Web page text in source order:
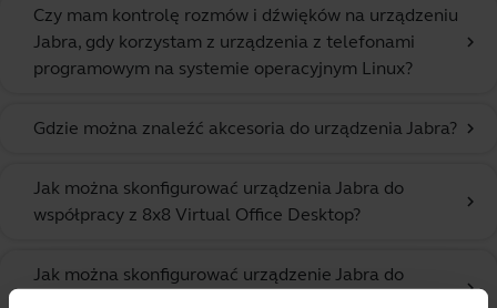
Czy mam kontrolę rozmów i dźwięków na urządzeniu
Jabra, gdy korzystam z urządzenia z telefonami
programowym na systemie operacyjnym Linux?
chevron_right
Gdzie można znaleźć akcesoria do urządzenia Jabra? chevron_right
Jak można skonfigurować urządzenia Jabra do
współpracy z 8x8 Virtual Office Desktop?
chevron_right
Jak można skonfigurować urządzenie Jabra do
chevron_right